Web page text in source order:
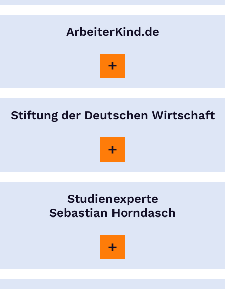
ArbeiterKind.de
Stiftung der Deutschen Wirtschaft
Studienexperte
Sebastian Horndasch